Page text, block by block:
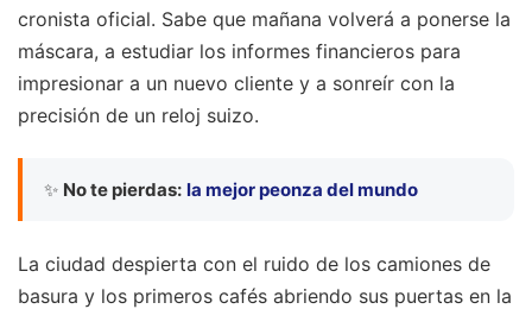
cronista oficial. Sabe que mañana volverá a ponerse la
máscara, a estudiar los informes financieros para
impresionar a un nuevo cliente y a sonreír con la
precisión de un reloj suizo.
✨ No te pierdas: la mejor peonza del mundo
La ciudad despierta con el ruido de los camiones de
basura y los primeros cafés abriendo sus puertas en la